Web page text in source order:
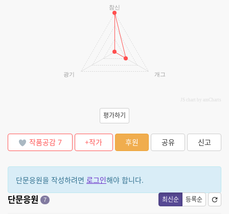
참신
개그
광기
JS chart by amCharts
평가하기
작품공감 7 +작가 후원 공유 신고
단문응원을 작성하려면 로그인해야 합니다.
최신순 등록순
단문응원 7